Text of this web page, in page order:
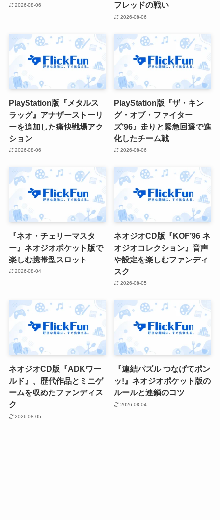
2026-08-06
フレッドの戦い
2026-08-06
PlayStation版『メタルス
ラッグ』アナザーストーリ
ーを追加した痛快戦場アク
ション
2026-08-06
PlayStation版『ザ・キン
グ・オブ・ファイター
ズ’96』走りと緊急回避で進
化したチーム戦
2026-08-06
『ネオ・チェリーマスタ
ー』ネオジオポケット版で
楽しむ携帯型スロット
2026-08-04
ネオジオCD版『KOF’96 ネ
オジオコレクション』音声
や設定を楽しむファンディ
スク
2026-08-05
ネオジオCD版『ADKワー
ルド』、歴代作品とミニゲ
ームを収めたファンディス
ク
2026-08-05
『連結パズル つなげてポン
ッ!』ネオジオポケット版の
ルールと連鎖のコツ
2026-08-04